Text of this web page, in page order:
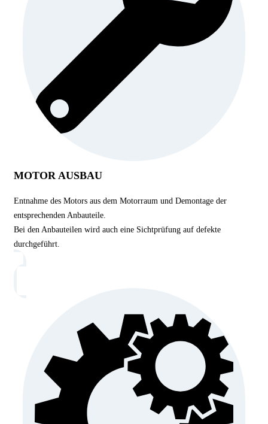
MOTOR AUSBAU
Entnahme des Motors aus dem Motorraum und Demontage der
entsprechenden Anbauteile.
Bei den Anbauteilen wird auch eine Sichtprüfung auf defekte
durchgeführt.